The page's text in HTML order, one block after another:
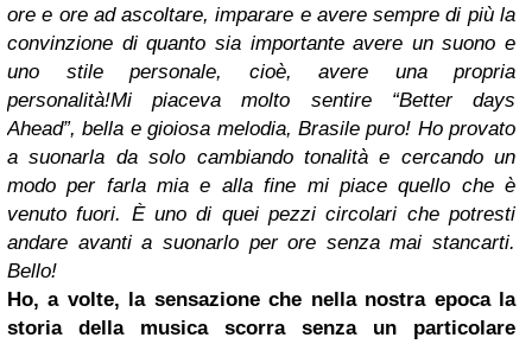
ore e ore ad ascoltare, imparare e avere sempre di più la
convinzione di quanto sia importante avere un suono e
uno stile personale, cioè, avere una propria
personalità!Mi piaceva molto sentire “Better days
Ahead”, bella e gioiosa melodia, Brasile puro! Ho provato
a suonarla da solo cambiando tonalità e cercando un
modo per farla mia e alla fine mi piace quello che è
venuto fuori. È uno di quei pezzi circolari che potresti
andare avanti a suonarlo per ore senza mai stancarti.
Bello!
Ho, a volte, la sensazione che nella nostra epoca la
storia della musica scorra senza un particolare